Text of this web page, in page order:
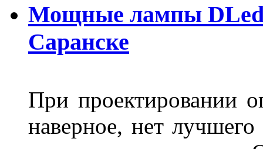
Мощные лампы DLed
Саранске
При проектировании
наверное, нет